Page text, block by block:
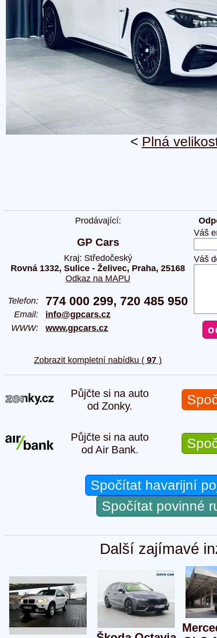
< Plná
Prodávající:
GP Cars
Kraj: Středočeský
Rovná 1332, Sulice - Želivec, Praha, 25168
Odkaz na MAPU
Telefon: 774 000 299, 720 485 950
Email: info@gpcars.cz
WWW: www.gpcars.cz
Zobrazit kompletní nabídku ( 97 )
Váš
Váš
Půjčte si na auto
od Zonky.
Půjčte si na auto
od Air Bank.
Spočítat havarijní
Spočítat povinné
Další zajímavé